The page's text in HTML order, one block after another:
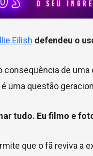
Eilish defendeu o
consequência de
uma questão
tudo. Eu filmo e
que o fã reviva a